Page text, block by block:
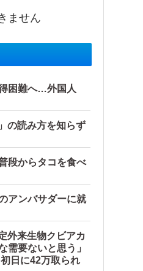
ません
困難へ…外国人
の読み方を知らず
段からタコを食べ
アンバサダーに就
外来生物クビアカ
需要ないと思う」
日に42万取られ